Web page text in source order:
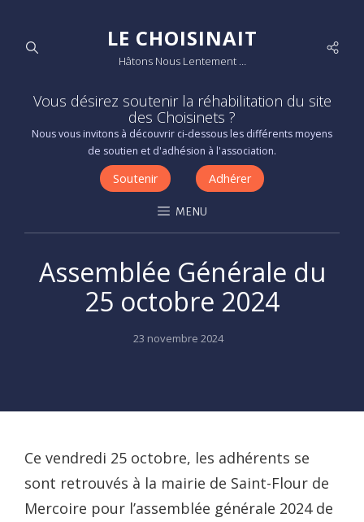
LE CHOISINAIT
Hâtons Nous Lentement …
Vous désirez soutenir la réhabilitation du site
des Choisinets ?
Nous vous invitons à découvrir ci-dessous les différents moyens
de soutien et d'adhésion à l'association.
Soutenir Adhérer
MENU
Assemblée Générale du
25 octobre 2024
Posted
23 novembre 2024
Ce vendredi 25 octobre, les adhérents se
sont retrouvés à la mairie de Saint-Flour de
Mercoire pour l’assemblée générale 2024 de